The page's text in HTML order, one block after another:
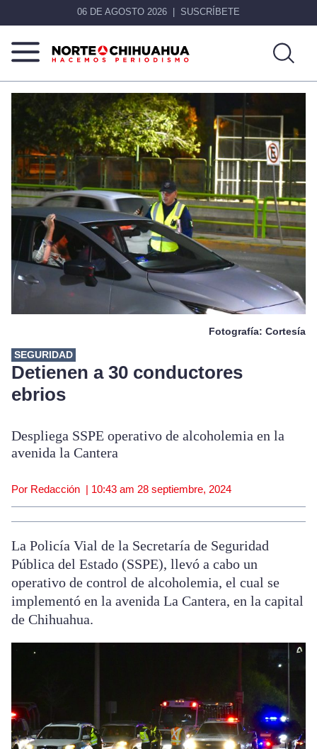
06 DE AGOSTO 2026 SUSCRÍBETE
Norte
De
Chihuahua
Más
que
noticias,
hacemos periodismo
Fotografía: Cortesía
SEGURIDAD
Detienen a 30 conductores
ebrios
Despliega SSPE operativo de alcoholemia en la
avenida la Cantera
Por Redacción | 10:43 am 28 septiembre, 2024
La Policía Vial de la Secretaría de Seguridad
Pública del Estado (SSPE), llevó a cabo un
operativo de control de alcoholemia, el cual se
implementó en la avenida La Cantera, en la capital
de Chihuahua.